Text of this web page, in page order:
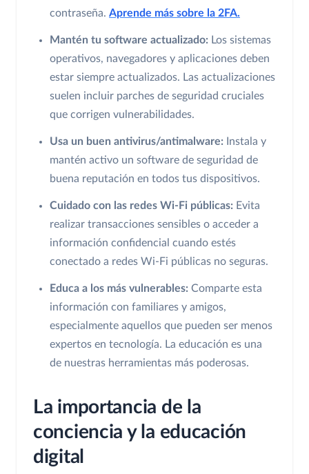
contraseña. Aprende más sobre la 2FA.
Mantén tu software actualizado: Los sistemas
operativos, navegadores y aplicaciones deben
estar siempre actualizados. Las actualizaciones
suelen incluir parches de seguridad cruciales
que corrigen vulnerabilidades.
Usa un buen antivirus/antimalware: Instala y
mantén activo un software de seguridad de
buena reputación en todos tus dispositivos.
Cuidado con las redes Wi-Fi públicas: Evita
realizar transacciones sensibles o acceder a
información confidencial cuando estés
conectado a redes Wi-Fi públicas no seguras.
Educa a los más vulnerables: Comparte esta
información con familiares y amigos,
especialmente aquellos que pueden ser menos
expertos en tecnología. La educación es una
de nuestras herramientas más poderosas.
La importancia de la
conciencia y la educación
digital